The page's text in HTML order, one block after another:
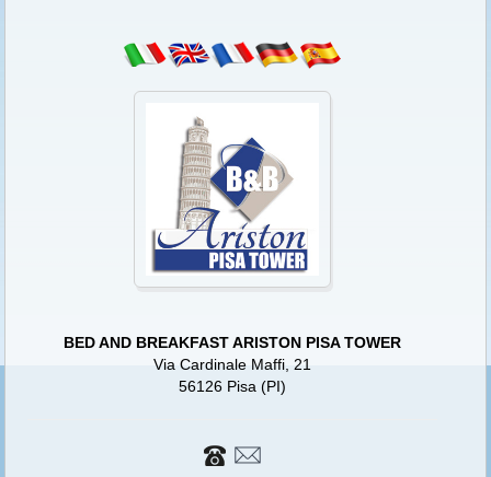
BED AND BREAKFAST ARISTON PISA TOWER
Via Cardinale Maffi, 21
56126 Pisa (PI)